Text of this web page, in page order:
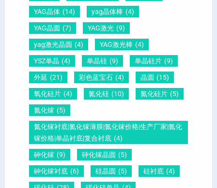
？
给
你
说
明
向
1
1
0
怎
？
晶
YAG晶体 (14) yag晶体棒 (4)
YAG晶圆 (7) YAG激光 (9)
yag激光晶圆 (4) YAG激光棒 (4)
YSZ单晶 (4) 单晶硅 (9) 单晶硅片 (9)
外延 (21) 彩色蓝宝石 (4) 晶圆 (15)
氧化硅片 (4) 氮化硅 (10) 氮化硅片 (5)
氮化镓 (5)
氮化镓衬底|氮化镓薄膜|氮化镓价格|生产厂家|氮化
镓价格|单晶衬底|复合衬底 (4)
砷化镓 (9) 砷化镓晶圆 (5)
砷化镓衬底 (6) 硅晶圆 (5) 硅衬底 (4)